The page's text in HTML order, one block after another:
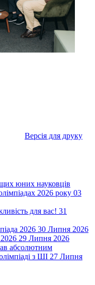
Версія для друку
юних науковців
2026 року 03
для вас! 31
2026 30 Липня 2026
29 Липня 2026
абсолютним
з ШІ 27 Липня